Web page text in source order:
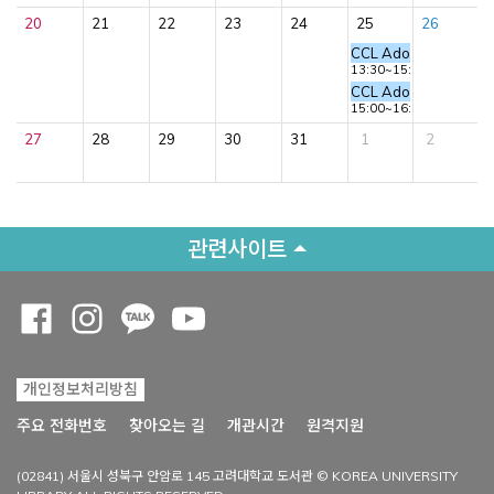
20 21 22 23 24
25
CCL Adobe
13:30~15:00
CCL Adobe
15:00~16:30
26
27 28 29 30 31 1 2
관련사이트
개인정보처리방침
주요 전화번호
찾아오는 길 개관시간 원격지원
(02841) 서울시 성북구 안암로 145 고려대학교 도서관 © KOREA UNIVERSITY
Opens a new window
Opens a new window
Opens a new window